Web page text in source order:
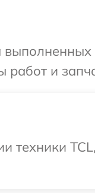
работ и